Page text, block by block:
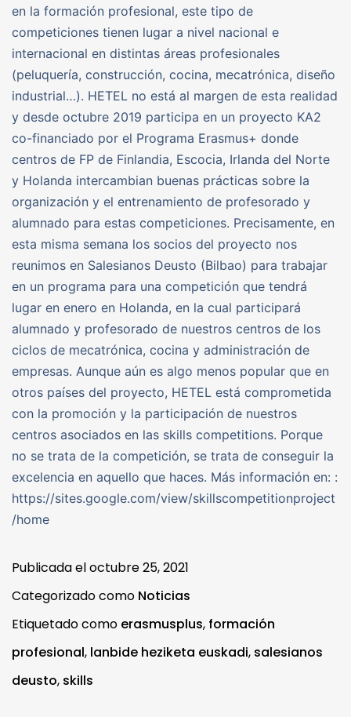
en la formación profesional, este tipo de
competiciones tienen lugar a nivel nacional e
internacional en distintas áreas profesionales
(peluquería, construcción, cocina, mecatrónica, diseño
industrial…). HETEL no está al margen de esta realidad
y desde octubre 2019 participa en un proyecto KA2
co-financiado por el Programa Erasmus+ donde
centros de FP de Finlandia, Escocia, Irlanda del Norte
y Holanda intercambian buenas prácticas sobre la
organización y el entrenamiento de profesorado y
alumnado para estas competiciones. Precisamente, en
esta misma semana los socios del proyecto nos
reunimos en Salesianos Deusto (Bilbao) para trabajar
en un programa para una competición que tendrá
lugar en enero en Holanda, en la cual participará
alumnado y profesorado de nuestros centros de los
ciclos de mecatrónica, cocina y administración de
empresas. Aunque aún es algo menos popular que en
otros países del proyecto, HETEL está comprometida
con la promoción y la participación de nuestros
centros asociados en las skills competitions. Porque
no se trata de la competición, se trata de conseguir la
excelencia en aquello que haces. Más información en: :
https://sites.google.com/view/skillscompetitionproject
/home
Publicada eloctubre 25, 2021
Categorizado como Noticias
Etiquetado como erasmusplus, formación
profesional, lanbide heziketa euskadi, salesianos
deusto, skills